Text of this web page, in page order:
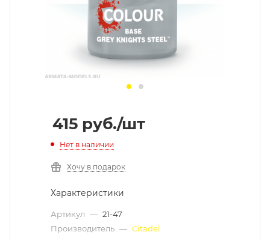
415 руб./шт
Нет в наличии
Хочу в подарок
Характеристики
Артикул — 21-47
Производитель — Citadel